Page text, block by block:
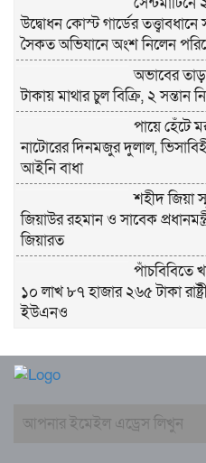
উদ্বোধন কোস্ট গার্ডের
সৈকত অভিযানে অংশ নিলেন
অভাবের
টাকায় মাথার চুল বিক্রি, ২ সন্তান
পায়ে হেঁটে
নাটোরের দিনমজুর দুলাল,
আইনি বাধা
শহীদ জিয়া
জিয়াউর রহমান ও সাবেক
জিয়ারত
পাঁচবিবিতে
১০ লাখ ৮৭ হাজার ২৬৫ টাকা
ইউএনও
অংশ নিলেন আয়েশা, চোখের জলেই
বার্ষিক নির্বাচনের তফসিল ঘোষণা
বগুড়ায় ২